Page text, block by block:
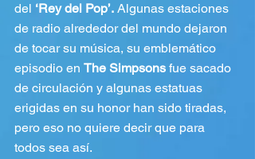
del ‘Rey del Pop’. Algunas estaciones
de radio alrededor del mundo dejaron
de tocar su música, su emblemático
episodio en The Simpsons fue sacado
de circulación y algunas estatuas
erigidas en su honor han sido tiradas,
pero eso no quiere decir que para
todos sea así.